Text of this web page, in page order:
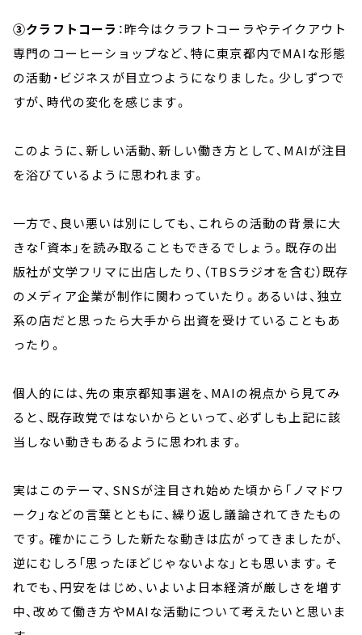
③クラフトコーラ ：昨今はクラフトコーラやテイクアウト
専門のコーヒーショップなど、特に東京都内でMAIな形態
の活動・ビジネスが目立つようになりました。少しずつで
すが、時代の変化を感じます。
このように、新しい活動、新しい働き方として、MAIが注目
を浴びているように思われます。
一方で、良い悪いは別にしても、これらの活動の背景に大
きな「資本」を読み取ることもできるでしょう。既存の出
版社が文学フリマに出店したり、（TBSラジオを含む）既存
のメディア企業が制作に関わっていたり。あるいは、独立
系の店だと思ったら大手から出資を受けていることもあ
ったり。
個人的には、先の東京都知事選を、MAIの視点から見てみ
ると、既存政党ではないからといって、必ずしも上記に該
当しない動きもあるように思われます。
実はこのテーマ、SNSが注目され始めた頃から「ノマドワ
ーク」などの言葉とともに、繰り返し議論されてきたもの
です。確かにこうした新たな動きは広がってきましたが、
逆にむしろ「思ったほどじゃないよな」とも思います。そ
れでも、円安をはじめ、いよいよ日本経済が厳しさを増す
中、改めて働き方やMAIな活動について考えたいと思いま